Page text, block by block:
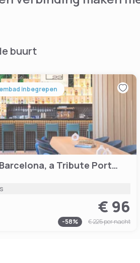
buurt
inbegrepen
Labtwentytwo Barcelona, a Tribute Portfolio Hotel
€ 96
-58% € 225per nacht